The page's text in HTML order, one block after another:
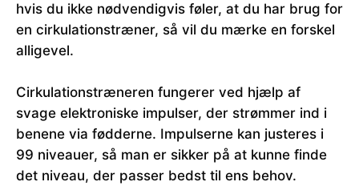
hvis du ikke nødvendigvis føler, at du har brug for
en cirkulationstræner, så vil du mærke en forskel
alligevel.
Cirkulationstræneren fungerer ved hjælp af
svage elektroniske impulser, der strømmer ind i
benene via fødderne. Impulserne kan justeres i
99 niveauer, så man er sikker på at kunne finde
det niveau, der passer bedst til ens behov.